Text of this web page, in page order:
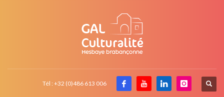
Tél : +32 (0)486 613 006